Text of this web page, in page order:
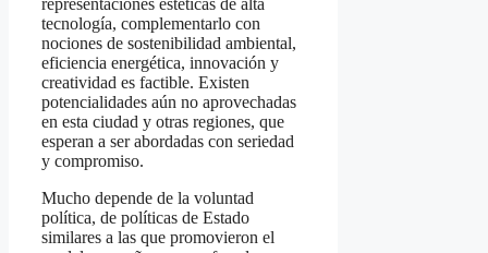
representaciones estéticas de alta
tecnología, complementarlo con
nociones de sostenibilidad ambiental,
eficiencia energética, innovación y
creatividad es factible. Existen
potencialidades aún no aprovechadas
en esta ciudad y otras regiones, que
esperan a ser abordadas con seriedad
y compromiso.
Mucho depende de la voluntad
política, de políticas de Estado
similares a las que promovieron el